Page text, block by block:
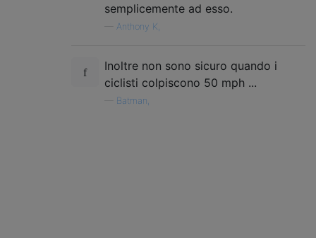
semplicemente ad esso.
Anthony K,
Inoltre non sono sicuro quando i
ciclisti colpiscono 50 mph ...
Batman,